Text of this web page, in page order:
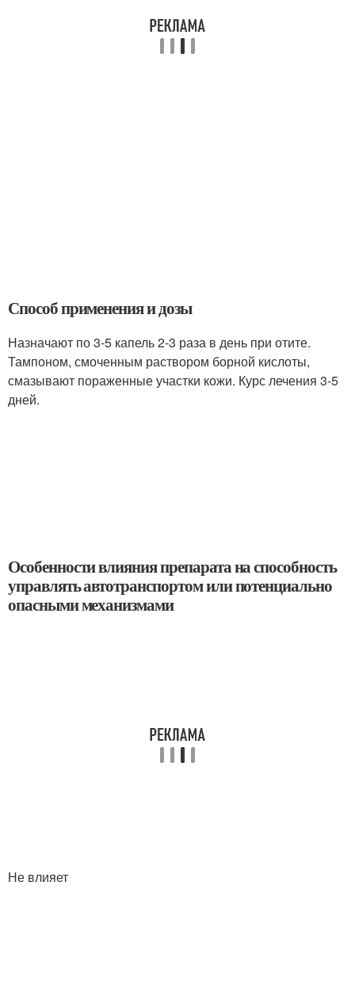
Способ применения и дозы
Назначают по 3-5 капель 2-3 раза в день при отите.
Тампоном, смоченным раствором борной кислоты,
смазывают пораженные участки кожи. Курс лечения 3-5
дней.
Особенности влияния препарата на способность
управлять автотранспортом или потенциально
опасными механизмами
Не влияет